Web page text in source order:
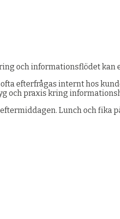
och informationsflödet
efterfrågas internt hos
och praxis kring
Lunch och